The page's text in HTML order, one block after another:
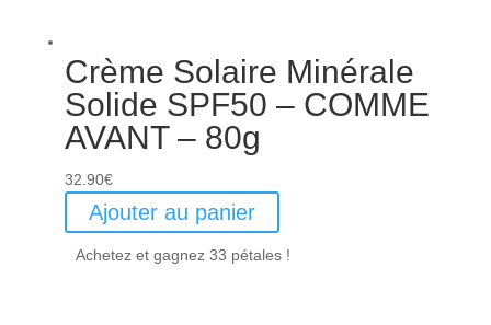
Crème Solaire Minérale
Solide SPF50 – COMME
AVANT – 80g
32.90€
Ajouter au panier
Achetez et gagnez 33 pétales !